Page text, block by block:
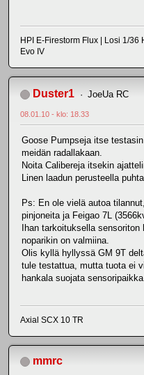
HPI E-Firestorm Flux | Losi 1/36
Evo IV
Duster1 JoeUa RC
08.01.10 - klo: 18.33
Goose Pumpseja itse
meidän radallakaan.
Noita Calibereja itsekin
Linen laadun perusteella
Ps: En ole vielä autoa
pinjoneita ja Feigao 7L
Ihan tarkoituksella
noparikin on valmiina.
Olis kyllä hyllyssä GM 9T
tule testattua, mutta tuota ei
hankala suojata
Axial SCX 10 TR
mmrc